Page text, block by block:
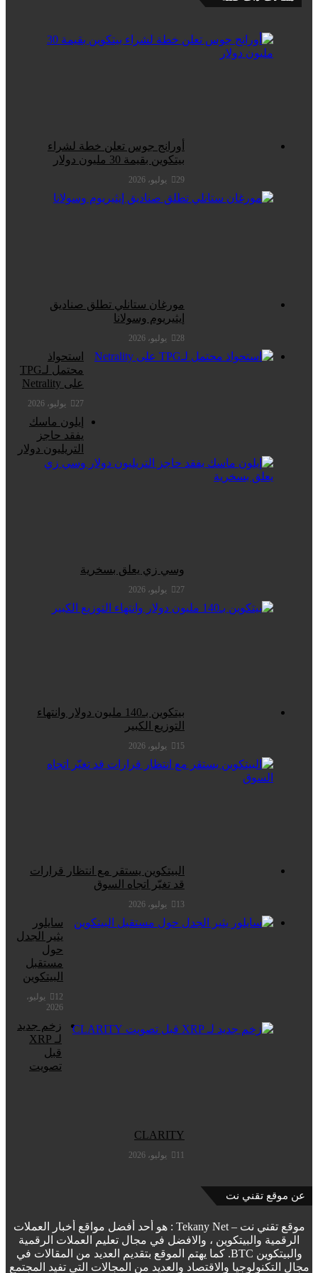
أورانج جوس تعلن خطة لشراء
بيتكوين بقيمة 30 مليون دولار
29 يوليو، 2026
مورغان ستانلي تطلق صناديق
إيثيريوم وسولانا
28 يوليو، 2026
استحواذ
محتمل لـTPG
على Netrality
27 يوليو، 2026
إيلون ماسك
يفقد حاجز
التريليون دولار
وسي زي يعلق بسخرية
27 يوليو، 2026
بيتكوين بـ140 مليون دولار وانتهاء
التوزيع الكبير
15 يوليو، 2026
البيتكوين يستقر مع انتظار قرارات
قد تغيّر اتجاه السوق
13 يوليو، 2026
سايلور
يثير الجدل
حول
مستقبل
البيتكوين
12 يوليو،
2026
زخم جديد
لـ XRP
قبل
تصويت
CLARITY
11 يوليو، 2026
عن موقع تقني نت
موقع تقني نت – Tekany Net : هو أحد أفضل مواقع أخبار العملات
الرقمية والبيتكوين ، والافضل في مجال تعليم العملات الرقمية
والبيتكوين BTC. كما يهتم الموقع بتقديم العديد من المقالات في
مجال التكنولوجيا والاقتصاد والعديد من المجالات التي تفيد المجتمع